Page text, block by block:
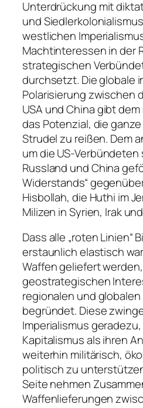
Unterdrückung mit
und
westlichen
Machtinteressen in der
strategischen
durchsetzt. Die globale
Polarisierung zwischen
USA und China gibt
das Potenzial, die
Strudel zu reißen. Dem
um die US-
Russland und China
Widerstands“
Hisbollah, die Huthi im
Milizen in Syrien, Irak
Dass alle „roten Linien“
erstaunlich elastisch
Waffen geliefert
geostrategischen
regionalen und
begründet. Diese
Imperialismus
Kapitalismus als ihren
weiterhin militärisch,
politisch zu
Seite nehmen
Waffenlieferungen